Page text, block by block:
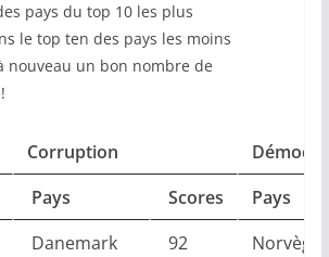
pays du top 10 les plus
le top ten des pays les moins
nouveau un bon nombre de
Corruption
Pays Scores
Pays
Danemark 92
Norvège